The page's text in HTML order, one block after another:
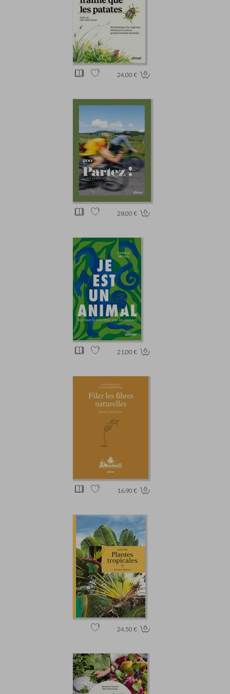
24.00 €
28.00 €
21.00 €
16.90 €
24.50 €